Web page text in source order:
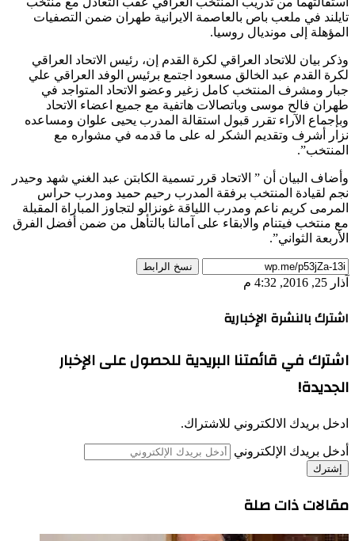
تايلند في ملعب باص بالعاصمة الايرانية طهران ضمن التصفيات
المؤهلة إلى مونديال روسيا.
وذكر بيان للاتحاد العراقي لكرة القدم إن، رئيس الاتحاد العراقي
لكرة القدم عبد الخالق مسعود اجتمع برئيس الوفد العراقي علي
جبار ومشرف المنتخب كامل زغير وعضو الاتحاد المتواجد في
طهران فالح موسى وباتصالات هاتفية مع جميع اعضاء الاتحاد
وبإجماع الآراء تقرر قبول استقالة المدرب يحيى علوان ومساعده
نزار أشرف وتقديم الشكر له على ما قدمه في مشواره مع
المنتخب”.
وأضاف البيان أن ” الاتحاد قرر تسمية الكابتن عبد الغني شهد وحيدر
نجم لقيادة المنتخب برفقة المدرب رحيم حميد ومدرب حراس
المرمى كريم ناعم ومدرب اللياقة غونزالو لتجاوز المباراة المقبلة
مع منتخب فيتنام والابقاء على آمالنا بالتأهل من ضمن أفضل الفرق
الأربعة الثواني”.
نسخ الرابط
آذار 25, 2016, 4:32 م
اشترك بالنشرة الإخبارية
اشترك في قائمتنا البريدية للحصول على الإخبار
الجديدة!
ادخل بريدك الالكتروني للاشتراك.
أدخل بريدك الإلكتروني
مقالات ذات صلة